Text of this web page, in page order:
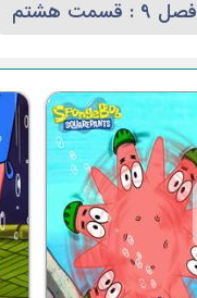
فصل 9 : قسمت هشتم